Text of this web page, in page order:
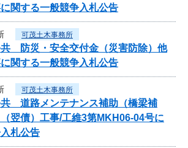
関する一般競争入札公告
可茂土木事務所
共 防災・安全交付金（災害防除）他
関する一般競争入札公告
可茂土木事務所
共 道路メンテナンス補助（橋梁補
翌債）工事/工維3第MKH06-04号に
札公告